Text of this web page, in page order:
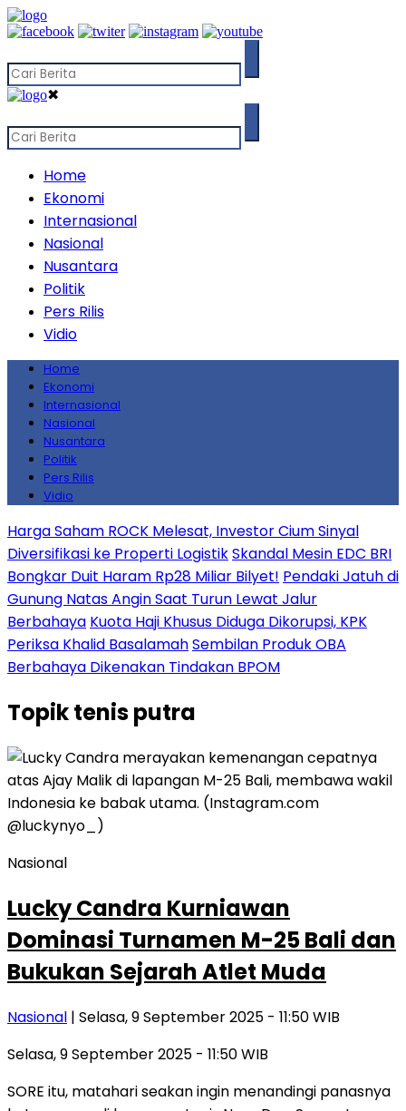
✖
Home
Ekonomi
Internasional
Nasional
Nusantara
Politik
Pers Rilis
Vidio
Home
Ekonomi
Internasional
Nasional
Nusantara
Politik
Pers Rilis
Vidio
Harga Saham ROCK Melesat, Investor Cium Sinyal
Diversifikasi ke Properti LogistikSkandal Mesin EDC BRI
Bongkar Duit Haram Rp28 Miliar Bilyet! Pendaki Jatuh di
Gunung Natas Angin Saat Turun Lewat Jalur
Berbahaya Kuota Haji Khusus Diduga Dikorupsi, KPK
Periksa Khalid BasalamahSembilan Produk OBA
Berbahaya Dikenakan Tindakan BPOM
Topiktenis putra
Nasional
Lucky Candra Kurniawan
Dominasi Turnamen M-25 Bali dan
Bukukan Sejarah Atlet Muda
Nasional | Selasa, 9 September 2025 - 11:50 WIB
Selasa, 9 September 2025 - 11:50 WIB
SORE itu, matahari seakan ingin menandingi panasnya